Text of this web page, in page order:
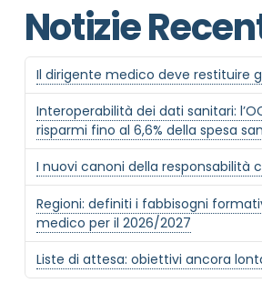
Notizie
Il dirigente medico deve restituire
Interoperabilità dei dati sanitari:
risparmi fino al 6,6% della spesa
I nuovi canoni della responsabilità
Regioni: definiti i fabbisogni
medico per il 2026/2027
Liste di attesa: obiettivi ancora